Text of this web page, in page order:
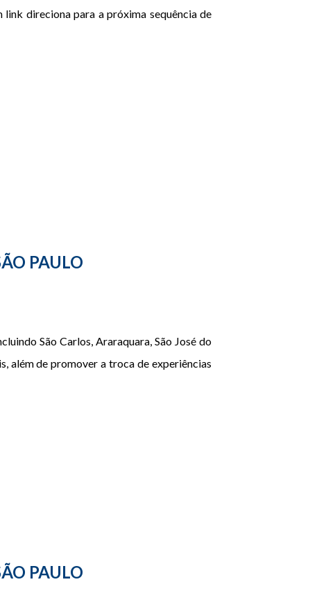
direciona para a próxima sequência de
PAULO
São Carlos, Araraquara, São José do
além de promover a troca de experiências
PAULO